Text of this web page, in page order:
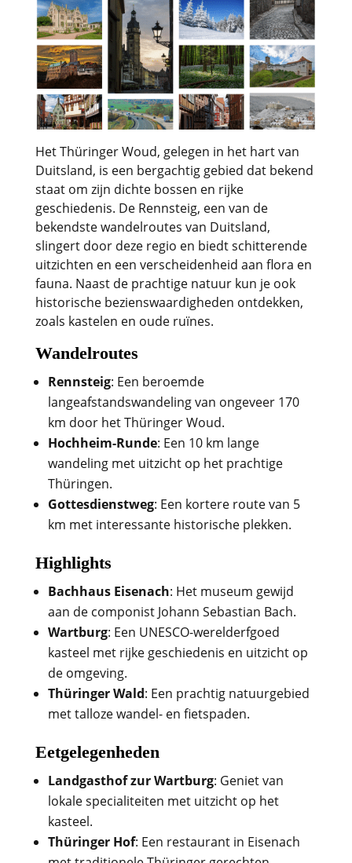
Het Thüringer Woud, gelegen in het hart van
Duitsland, is een bergachtig gebied dat bekend
staat om zijn dichte bossen en rijke
geschiedenis. De Rennsteig, een van de
bekendste wandelroutes van Duitsland,
slingert door deze regio en biedt schitterende
uitzichten en een verscheidenheid aan flora en
fauna. Naast de prachtige natuur kun je ook
historische bezienswaardigheden ontdekken,
zoals kastelen en oude ruïnes.
Wandelroutes
Rennsteig: Een beroemde
langeafstandswandeling van ongeveer 170
km door het Thüringer Woud.
Hochheim-Runde: Een 10 km lange
wandeling met uitzicht op het prachtige
Thüringen.
Gottesdienstweg: Een kortere route van 5
km met interessante historische plekken.
Highlights
Bachhaus Eisenach: Het museum gewijd
aan de componist Johann Sebastian Bach.
Wartburg: Een UNESCO-werelderfgoed
kasteel met rijke geschiedenis en uitzicht op
de omgeving.
Thüringer Wald: Een prachtig natuurgebied
met talloze wandel- en fietspaden.
Eetgelegenheden
Landgasthof zur Wartburg: Geniet van
lokale specialiteiten met uitzicht op het
kasteel.
Thüringer Hof: Een restaurant in Eisenach